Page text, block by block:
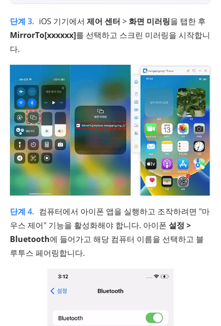
단계 3. iOS 기기에서 제어 센터 >화면 미러링을 탭한 후
MirrorTo[xxxxxx]를 선택하고 스크린 미러링을 시작합니
다.
단계 4. 컴퓨터에서 아이폰 앱을 실행하고 조작하려면 "마
우스 제어" 기능을 활성화해야 합니다. 아이폰 설정 >
Bluetooth에 들어가고 해당 컴퓨터 이름을 선택하고 블
루투스 페어링합니다.